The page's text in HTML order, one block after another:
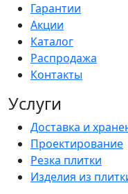
Гарантии
Акции
Каталог
Распродажа
Контакты
Услуги
Доставка и
Проектирование
Резка плитки
Изделия из